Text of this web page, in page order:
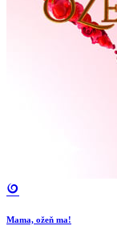
Mama, ožeň ma!